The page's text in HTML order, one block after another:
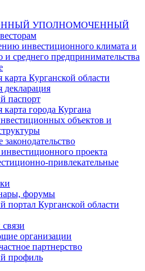
УПОЛНОМОЧЕННЫЙ
инвестиционного климата и
и среднего предпринимательства
Курганской области
декларация
паспорт
города Кургана
объектов и
проекта
привлекательные
форумы
портал Курганской области
организации
партнерство
профиль